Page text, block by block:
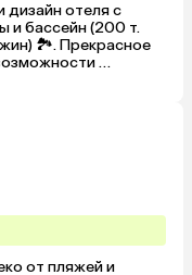
дизайн отеля с
и бассейн (200 т.
🏞. Прекрасное
в уютном кафе.
вблизи  отеля
фестивали
от пляжей и